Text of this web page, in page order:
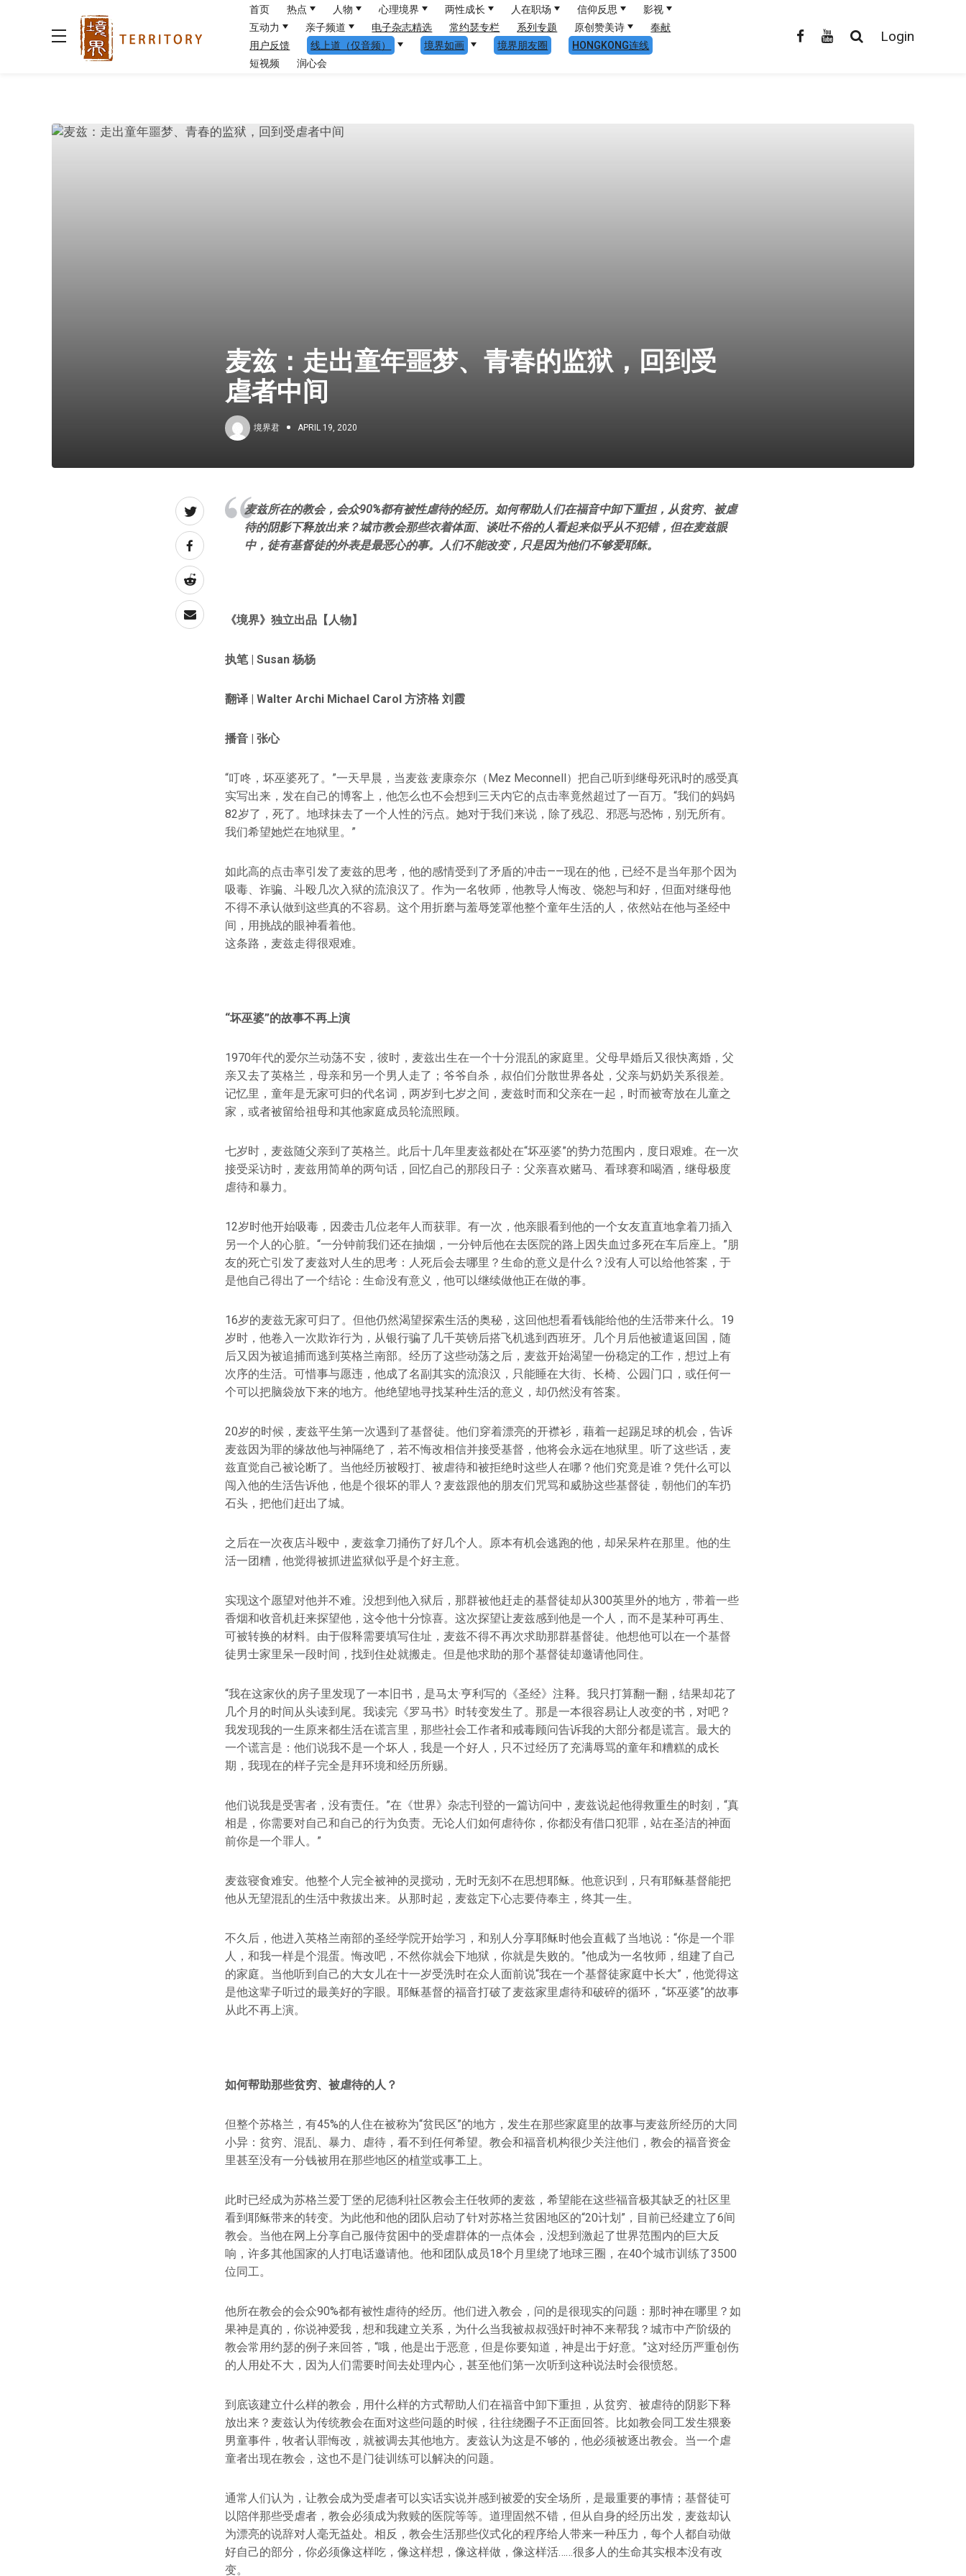
首页 热点 人物 心理境界 两性成长 人在职场 信仰反思
影视
互动力
亲子频道 电子杂志精选 常约瑟专栏 系列专题 原创赞美诗
奉献
用户反馈
线上道（仅音频） 境界如画 境界朋友圈
HONGKONG连线
短视频
润心会
Login
麦兹：走出童年噩梦、青春的监狱，回到受
虐者中间
境界君 APRIL 19, 2020
麦兹所在的教会，会众90%都有被性虐待的经历。如何帮助人们在福音中卸下重担，从贫穷、被虐
待的阴影下释放出来？城市教会那些衣着体面、谈吐不俗的人看起来似乎从不犯错，但在麦兹眼
中，徒有基督徒的外表是最恶心的事。人们不能改变，只是因为他们不够爱耶稣。
《境界》独立出品【人物】
执笔 | Susan 杨杨
翻译 | Walter Archi Michael Carol 方济格 刘霞
播音 | 张心
“叮咚，坏巫婆死了。”一天早晨，当麦兹·麦康奈尔（Mez Meconnell）把自己听到继母死讯时的感受真
实写出来，发在自己的博客上，他怎么也不会想到三天内它的点击率竟然超过了一百万。“我们的妈妈
82岁了，死了。地球抹去了一个人性的污点。她对于我们来说，除了残忍、邪恶与恐怖，别无所有。
我们希望她烂在地狱里。”
如此高的点击率引发了麦兹的思考，他的感情受到了矛盾的冲击——现在的他，已经不是当年那个因为
吸毒、诈骗、斗殴几次入狱的流浪汉了。作为一名牧师，他教导人悔改、饶恕与和好，但面对继母他
不得不承认做到这些真的不容易。这个用折磨与羞辱笼罩他整个童年生活的人，依然站在他与圣经中
间，用挑战的眼神看着他。
这条路，麦兹走得很艰难。
“坏巫婆”的故事不再上演
1970年代的爱尔兰动荡不安，彼时，麦兹出生在一个十分混乱的家庭里。父母早婚后又很快离婚，父
亲又去了英格兰，母亲和另一个男人走了；爷爷自杀，叔伯们分散世界各处，父亲与奶奶关系很差。
记忆里，童年是无家可归的代名词，两岁到七岁之间，麦兹时而和父亲在一起，时而被寄放在儿童之
家，或者被留给祖母和其他家庭成员轮流照顾。
七岁时，麦兹随父亲到了英格兰。此后十几年里麦兹都处在“坏巫婆”的势力范围内，度日艰难。在一次
接受采访时，麦兹用简单的两句话，回忆自己的那段日子：父亲喜欢赌马、看球赛和喝酒，继母极度
虐待和暴力。
12岁时他开始吸毒，因袭击几位老年人而获罪。有一次，他亲眼看到他的一个女友直直地拿着刀插入
另一个人的心脏。“一分钟前我们还在抽烟，一分钟后他在去医院的路上因失血过多死在车后座上。”朋
友的死亡引发了麦兹对人生的思考：人死后会去哪里？生命的意义是什么？没有人可以给他答案，于
是他自己得出了一个结论：生命没有意义，他可以继续做他正在做的事。
16岁的麦兹无家可归了。但他仍然渴望探索生活的奥秘，这回他想看看钱能给他的生活带来什么。19
岁时，他卷入一次欺诈行为，从银行骗了几千英镑后搭飞机逃到西班牙。几个月后他被遣返回国，随
后又因为被追捕而逃到英格兰南部。经历了这些动荡之后，麦兹开始渴望一份稳定的工作，想过上有
次序的生活。可惜事与愿违，他成了名副其实的流浪汉，只能睡在大街、长椅、公园门口，或任何一
个可以把脑袋放下来的地方。他绝望地寻找某种生活的意义，却仍然没有答案。
20岁的时候，麦兹平生第一次遇到了基督徒。他们穿着漂亮的开襟衫，藉着一起踢足球的机会，告诉
麦兹因为罪的缘故他与神隔绝了，若不悔改相信并接受基督，他将会永远在地狱里。听了这些话，麦
兹直觉自己被论断了。当他经历被殴打、被虐待和被拒绝时这些人在哪？他们究竟是谁？凭什么可以
闯入他的生活告诉他，他是个很坏的罪人？麦兹跟他的朋友们咒骂和威胁这些基督徒，朝他们的车扔
石头，把他们赶出了城。
之后在一次夜店斗殴中，麦兹拿刀捅伤了好几个人。原本有机会逃跑的他，却呆呆杵在那里。他的生
活一团糟，他觉得被抓进监狱似乎是个好主意。
实现这个愿望对他并不难。没想到他入狱后，那群被他赶走的基督徒却从300英里外的地方，带着一些
香烟和收音机赶来探望他，这令他十分惊喜。这次探望让麦兹感到他是一个人，而不是某种可再生、
可被转换的材料。由于假释需要填写住址，麦兹不得不再次求助那群基督徒。他想他可以在一个基督
徒男士家里呆一段时间，找到住处就搬走。但是他求助的那个基督徒却邀请他同住。
“我在这家伙的房子里发现了一本旧书，是马太·亨利写的《圣经》注释。我只打算翻一翻，结果却花了
几个月的时间从头读到尾。我读完《罗马书》时转变发生了。那是一本很容易让人改变的书，对吧？
我发现我的一生原来都生活在谎言里，那些社会工作者和戒毒顾问告诉我的大部分都是谎言。最大的
一个谎言是：他们说我不是一个坏人，我是一个好人，只不过经历了充满辱骂的童年和糟糕的成长
期，我现在的样子完全是拜环境和经历所赐。
他们说我是受害者，没有责任。”在《世界》杂志刊登的一篇访问中，麦兹说起他得救重生的时刻，“真
相是，你需要对自己和自己的行为负责。无论人们如何虐待你，你都没有借口犯罪，站在圣洁的神面
前你是一个罪人。”
麦兹寝食难安。他整个人完全被神的灵搅动，无时无刻不在思想耶稣。他意识到，只有耶稣基督能把
他从无望混乱的生活中救拔出来。从那时起，麦兹定下心志要侍奉主，终其一生。
不久后，他进入英格兰南部的圣经学院开始学习，和别人分享耶稣时他会直截了当地说：“你是一个罪
人，和我一样是个混蛋。悔改吧，不然你就会下地狱，你就是失败的。”他成为一名牧师，组建了自己
的家庭。当他听到自己的大女儿在十一岁受洗时在众人面前说“我在一个基督徒家庭中长大”，他觉得这
是他这辈子听过的最美好的字眼。耶稣基督的福音打破了麦兹家里虐待和破碎的循环，“坏巫婆”的故事
从此不再上演。
如何帮助那些贫穷、被虐待的人？
但整个苏格兰，有45%的人住在被称为“贫民区”的地方，发生在那些家庭里的故事与麦兹所经历的大同
小异：贫穷、混乱、暴力、虐待，看不到任何希望。教会和福音机构很少关注他们，教会的福音资金
里甚至没有一分钱被用在那些地区的植堂或事工上。
此时已经成为苏格兰爱丁堡的尼德利社区教会主任牧师的麦兹，希望能在这些福音极其缺乏的社区里
看到耶稣带来的转变。为此他和他的团队启动了针对苏格兰贫困地区的“20计划”，目前已经建立了6间
教会。当他在网上分享自己服侍贫困中的受虐群体的一点体会，没想到激起了世界范围内的巨大反
响，许多其他国家的人打电话邀请他。他和团队成员18个月里绕了地球三圈，在40个城市训练了3500
位同工。
他所在教会的会众90%都有被性虐待的经历。他们进入教会，问的是很现实的问题：那时神在哪里？如
果神是真的，你说神爱我，想和我建立关系，为什么当我被叔叔强奸时神不来帮我？城市中产阶级的
教会常用约瑟的例子来回答，“哦，他是出于恶意，但是你要知道，神是出于好意。”这对经历严重创伤
的人用处不大，因为人们需要时间去处理内心，甚至他们第一次听到这种说法时会很愤怒。
到底该建立什么样的教会，用什么样的方式帮助人们在福音中卸下重担，从贫穷、被虐待的阴影下释
放出来？麦兹认为传统教会在面对这些问题的时候，往往绕圈子不正面回答。比如教会同工发生猥亵
男童事件，牧者认罪悔改，就被调去其他地方。麦兹认为这是不够的，他必须被逐出教会。当一个虐
童者出现在教会，这也不是门徒训练可以解决的问题。
通常人们认为，让教会成为受虐者可以实话实说并感到被爱的安全场所，是最重要的事情；基督徒可
以陪伴那些受虐者，教会必须成为救赎的医院等等。道理固然不错，但从自身的经历出发，麦兹却认
为漂亮的说辞对人毫无益处。相反，教会生活那些仪式化的程序给人带来一种压力，每个人都自动做
好自己的部分，你必须像这样吃，像这样想，像这样做，像这样活……很多人的生命其实根本没有改
变。